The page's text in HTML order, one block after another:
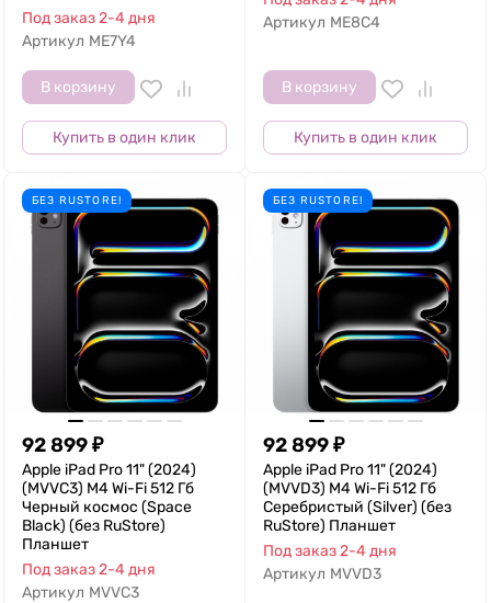
Под заказ 2-4 дня
Артикул ME7Y4
В корзину
Купить в один клик
Артикул ME8C4
В корзину
Купить в один клик
БЕЗ RUSTORE!
92 899₽
Apple iPad Pro 11" (2024)
(MVVC3) M4 Wi-Fi 512 Гб
Черный космос (Space
Black) (без RuStore)
Планшет
Под заказ 2-4 дня
Артикул MVVC3
БЕЗ RUSTORE!
92 899₽
Apple iPad Pro 11" (2024)
(MVVD3) M4 Wi-Fi 512 Гб
Серебристый (Silver) (без
RuStore) Планшет
Под заказ 2-4 дня
Артикул MVVD3